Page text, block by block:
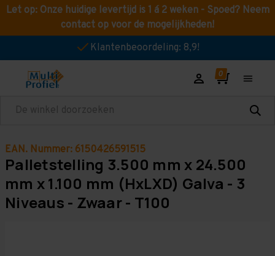
Let op: Onze huidige levertijd is 1 á 2 weken - Spoed? Neem
contact op voor de mogelijkheden!
Klantenbeoordeling: 8,9!
Zoeken
EAN. Nummer: 6150426591515
Palletstelling 3.500 mm x 24.500
mm x 1.100 mm (HxLXD) Galva - 3
Niveaus - Zwaar - T100